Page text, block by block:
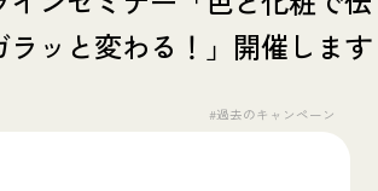
ラッと変わる！」開催します
#過去のキャンペーン